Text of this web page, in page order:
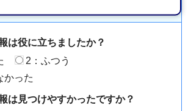
は役に立ちましたか？
2：ふつう
かった
は見つけやすかったですか？